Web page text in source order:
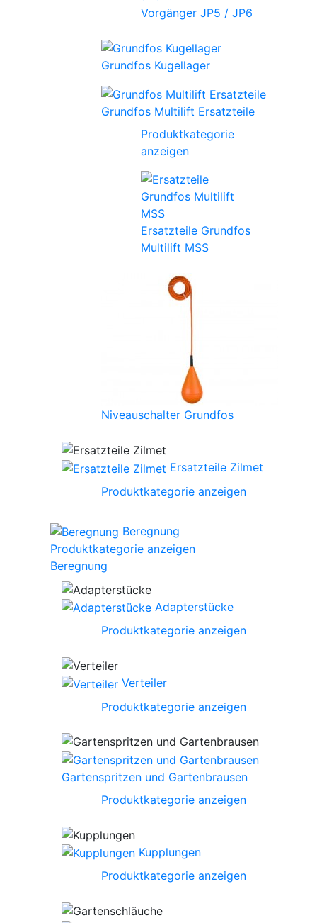
Vorgänger JP5 / JP6
Grundfos Kugellager
Grundfos Multilift Ersatzteile
Produktkategorie
anzeigen
Ersatzteile Grundfos
Multilift MSS
Niveauschalter Grundfos
Ersatzteile Zilmet
Produktkategorie anzeigen
Beregnung
Produktkategorie anzeigen
Beregnung
Adapterstücke
Produktkategorie anzeigen
Verteiler
Produktkategorie anzeigen
Gartenspritzen und Gartenbrausen
Produktkategorie anzeigen
Kupplungen
Produktkategorie anzeigen